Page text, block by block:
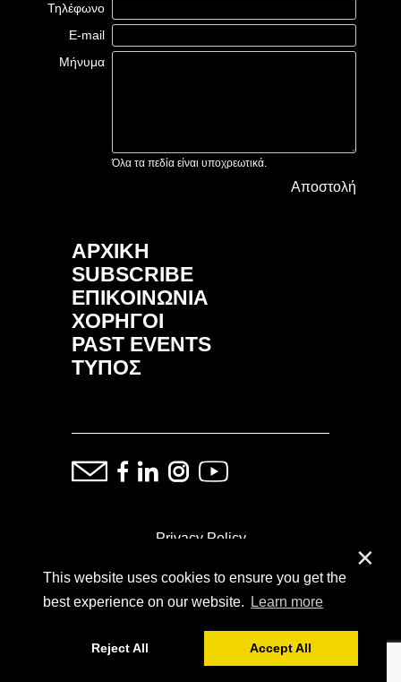
This website uses cookies to ensure you get the
best experience on our website.
Learn more
Reject All Accept All
✕
Τηλέφωνο
E-mail
Μήνυμα
Όλα τα πεδία είναι υποχρεωτικά.
Αποστολή
ΑΡΧΙΚΗ
SUBSCRIBE
ΕΠΙΚΟΙΝΩΝΙΑ
ΧΟΡΗΓΟΙ
PAST EVENTS
ΤΥΠΟΣ
Privacy Policy
ⓒ Copyright: Demand Fairs & Media, 2014-2026
Powered by SoFar